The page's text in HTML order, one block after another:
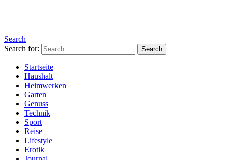
Search
Search for:
Search
Startseite
Haushalt
Heimwerken
Garten
Genuss
Technik
Sport
Reise
Lifestyle
Erotik